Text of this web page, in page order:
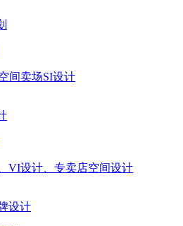
间卖场SI设计
VI设计、专卖店空间设计